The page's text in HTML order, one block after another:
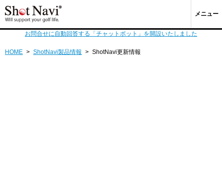
メニュー
お問合せに自動回答する「チャットボット」を開設いたしました
HOME > ShotNavi製品情報 > ShotNavi更新情報